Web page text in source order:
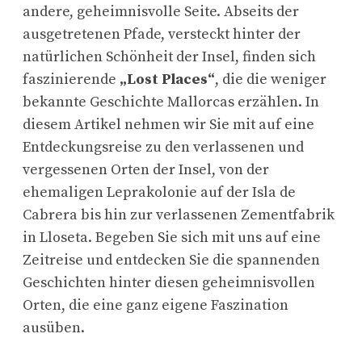
andere, geheimnisvolle Seite. Abseits der
ausgetretenen Pfade, versteckt hinter der
natürlichen Schönheit der Insel, finden sich
faszinierende „Lost Places“, die die weniger
bekannte Geschichte Mallorcas erzählen. In
diesem Artikel nehmen wir Sie mit auf eine
Entdeckungsreise zu den verlassenen und
vergessenen Orten der Insel, von der
ehemaligen Leprakolonie auf der Isla de
Cabrera bis hin zur verlassenen Zementfabrik
in Lloseta. Begeben Sie sich mit uns auf eine
Zeitreise und entdecken Sie die spannenden
Geschichten hinter diesen geheimnisvollen
Orten, die eine ganz eigene Faszination
ausüben.